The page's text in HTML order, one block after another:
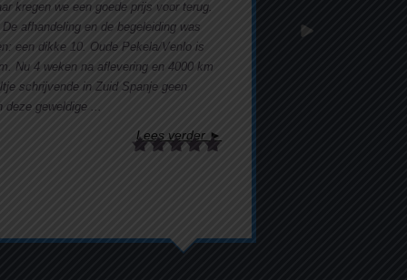
kregen we een goede prijs voor terug.
afhandeling en de begeleiding was
een dikke 10. Oude Pekela/Venlo is
Nu 4 weken na aflevering en 4000 km
schrijvende in Zuid Spanje geen
geweldige ...
Lees verder ►